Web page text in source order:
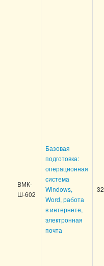
ВМК-
Ш-602
Базовая
подготовка:
операционная
система
Windows,
Word, работа
в интернете,
электронная
почта
32